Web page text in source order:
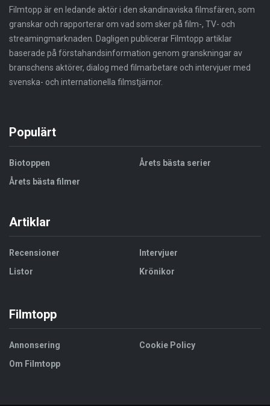
Filmtopp är en ledande aktör i den skandinaviska filmsfären, som
granskar och rapporterar om vad som sker på film-, TV- och
streamingmarknaden. Dagligen publicerar Filmtopp artiklar
baserade på förstahandsinformation genom granskningar av
branschens aktörer, dialog med filmarbetare och intervjuer med
svenska- och internationella filmstjärnor.
Populärt
Biotoppen
Årets bästa filmer
Årets bästa serier
Artiklar
Recensioner
Listor
Intervjuer
Krönikor
Filmtopp
Annonsering
Om Filmtopp
Cookie Policy